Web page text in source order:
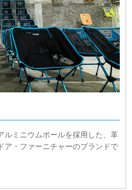
ルミニウムポールを採用した、革
ア・ファーニチャーのブランドで